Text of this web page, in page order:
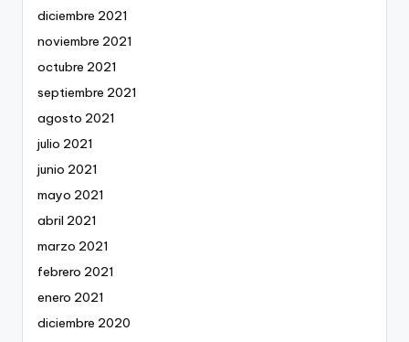
diciembre 2021
noviembre 2021
octubre 2021
septiembre 2021
agosto 2021
julio 2021
junio 2021
mayo 2021
abril 2021
marzo 2021
febrero 2021
enero 2021
diciembre 2020